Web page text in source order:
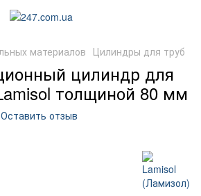
материалов Цилиндры для труб
цилиндр для
толщиной 80 мм
Оставить отзыв